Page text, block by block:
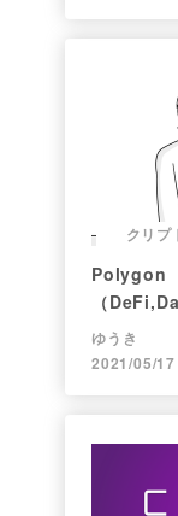
クリプ
Polygon
（
ゆうき
2021/05/17